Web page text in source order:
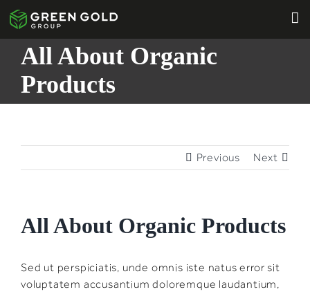
Skip
to
content
All About Organic
Products
Previous Next
All About Organic Products
Sed ut perspiciatis, unde omnis iste natus error sit
voluptatem accusantium doloremque laudantium,